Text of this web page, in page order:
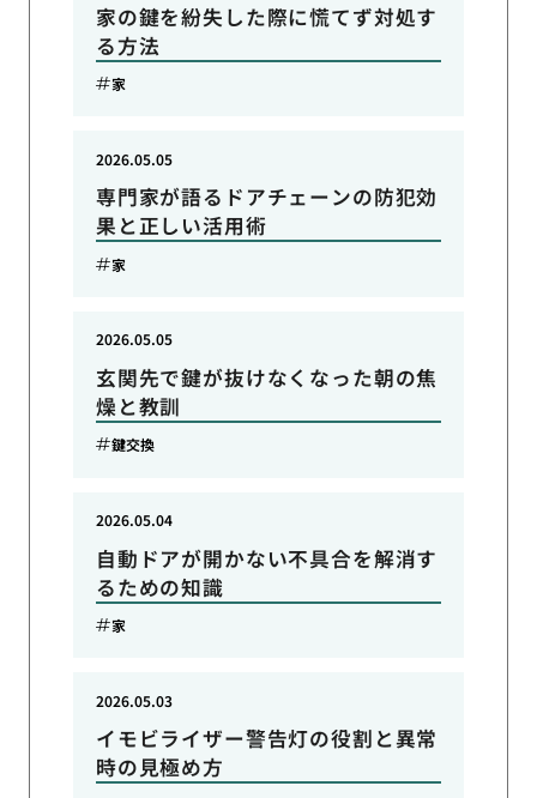
家の鍵を紛失した際に慌てず対処す
る方法
家
専門家が語るドアチェーンの防犯効
果と正しい活用術
2026.05.05
家
玄関先で鍵が抜けなくなった朝の焦
燥と教訓
2026.05.05
鍵交換
自動ドアが開かない不具合を解消す
るための知識
2026.05.04
家
イモビライザー警告灯の役割と異常
時の見極め方
2026.05.03